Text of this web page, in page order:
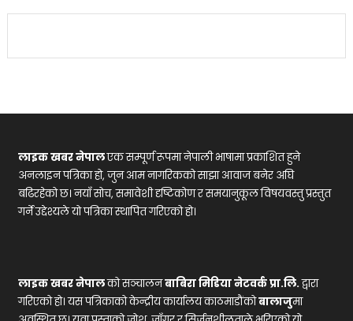
लाइक खबर नेपालएक सम्पूर्ण रूपमा नेपाली भाषामा प्रकाशित हुने
अनलाइन पत्रिका हो, जुन आम नागरिकको साझा आवाज बनेर अघि
बढिरहेको छ। नयाँ सोच, समावेशी दृष्टिकोण र समयानुकूल विषयवस्तु प्रस्तुत
गर्ने उद्देश्यले यो पत्रिका स्थापित गरिएको हो।
लाइक खबर नेपालको सञ्चालनबाबिरा मिडिया नेटवर्क प्रा.लि.द्वारा
गरिएको हो। यस पत्रिकाको केन्द्रीय कार्यालय काठमाडौंकोबालाजुमा